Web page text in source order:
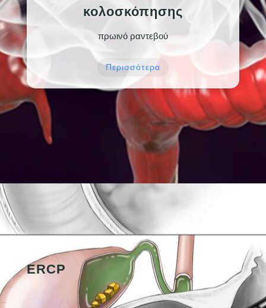
κολοσκόπησης
πρωινό ραντεβού
Περισσότερα
ERCP